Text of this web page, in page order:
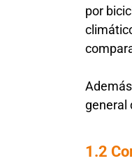
por
general
1.2